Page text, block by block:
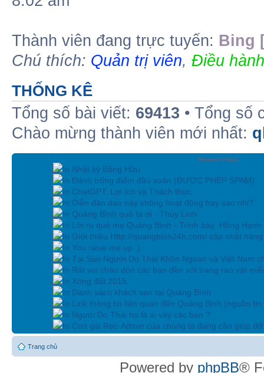
Thành viên đang trực tuyến: Bing
Chú thích: Quản trị viên, Điều
THỐNG KÊ
Tổng số bài viết: 69413 • Tổng số
Chào mừng thành viên mới nhất:
Newest Posts
In Nhật ký Bằng Hữu
In Đánh trống điểm đầu xuân (ĐƯỢC PHÉP SPAM)
In ChatGPT: Lợi ích và Thách thức
In Diễn đàn dạo này không hoạt động hay sao nhỉ?
In Quảng Bình quê ta ơi - Thùy Linh
In Lời ru quê mẹ Quảng Bình - Trình bày: Hồng Hạnh
In Giới thiệu Http://quangbinh24h.com/ cập nhật
In You raise me up :)
In Tại Sao Người Do Thái Khôn Ngoan và Việt Nam
In Rất vui chào đón các bạn đền với trang rao vặt
In Xông đất 2015
In Danh sách khách sạn tại Quảng Bình
In Link thông tin liên quan đến Quảng Binh (nguồn tin
In Người Do Thái họ là ai vậy các bạn ?
In Con gái Rec-Admin của chúng ta đang cần giúp
Trang chủ
Powered by phpBB®